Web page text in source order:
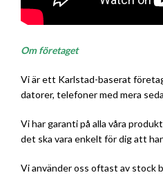
Om företaget
Vi är ett Karlstad-baserat
datorer, telefoner med mera
Vi har garanti på alla våra
det ska vara enkelt för dig att
Vi använder oss oftast av stock